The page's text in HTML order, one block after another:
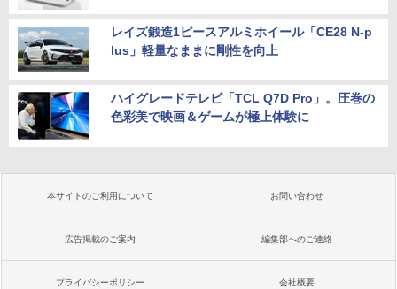
レイズ鍛造1ピースアルミホイール「CE28 N-p
lus」軽量なままに剛性を向上
ハイグレードテレビ「TCL Q7D Pro」。圧巻の
色彩美で映画＆ゲームが極上体験に
本サイトのご利用について お問い合わせ
広告掲載のご案内 編集部へのご連絡
プライバシーポリシー 会社概要